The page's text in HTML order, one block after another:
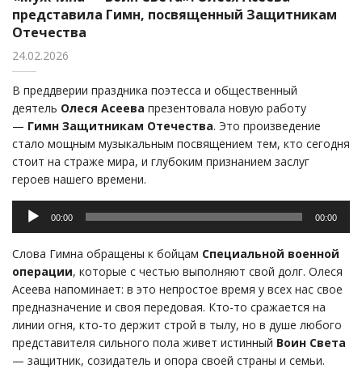
представила Гимн, посвященный Защитникам
Отечества
24.02.2026
В преддверии праздника поэтесса и общественный
деятель Олеся Асеева презентовала новую работу
— Гимн Защитникам Отечества. Это произведение
стало мощным музыкальным посвящением тем, кто сегодня
стоит на страже мира, и глубоким признанием заслуг
героев нашего времени.
Аудиоплеер
00:00 00:00
Слова Гимна обращены к бойцам Специальной военной
операции, которые с честью выполняют свой долг. Олеся
Асеева напоминает: в это непростое время у всех нас свое
предназначение и своя передовая. Кто-то сражается на
линии огня, кто-то держит строй в тылу, но в душе любого
представителя сильного пола живет истинный Воин Света
— защитник, созидатель и опора своей страны и семьи.